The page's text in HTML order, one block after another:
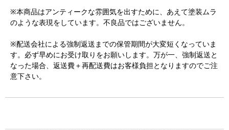
※本商品はアンティークな雰囲気を出すために、あえて塗装ムラ
のような表現をしています。不良品ではございません。
※配送会社による強制返送までの保管期間が大変短くなっていま
す。必ず早めにお受け取りをお願いします。万が一、強制返送と
なった場合、返送費＋再配送費はお客様負担となりますのでご注
意下さい。